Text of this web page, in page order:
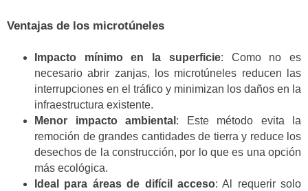
Ventajas de los microtúneles
Impacto mínimo en la superficie: Como no es
necesario abrir zanjas, los microtúneles reducen las
interrupciones en el tráfico y minimizan los daños en la
infraestructura existente.
Menor impacto ambiental : Este método evita la
remoción de grandes cantidades de tierra y reduce los
desechos de la construcción, por lo que es una opción
más ecológica.
Ideal para áreas de difícil acceso: Al requerir solo